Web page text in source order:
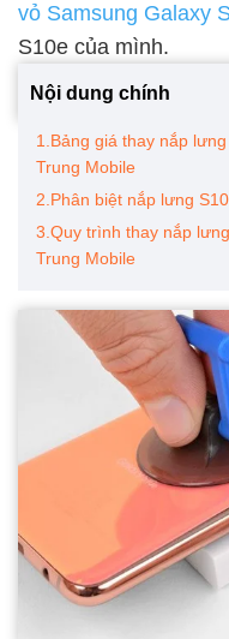
vỏ Samsung Galaxy
S10e của mình.
Nội dung chính
1.Bảng giá thay nắp
Trung Mobile
2.Phân biệt nắp lưng
3.Quy trình thay nắp
Trung Mobile